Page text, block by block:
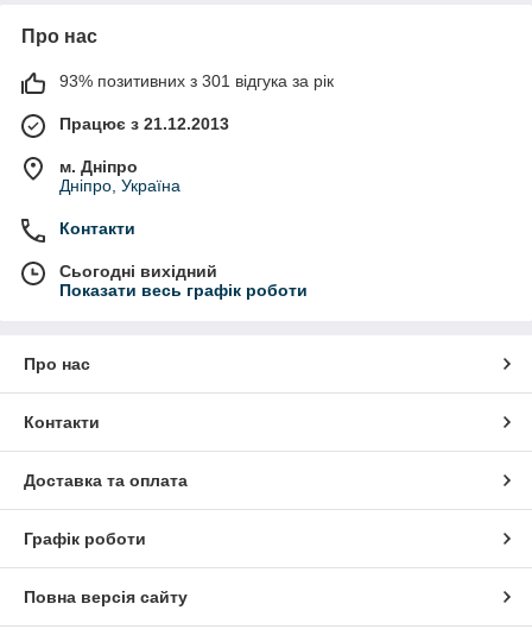
Про нас
93% позитивних з 301 відгука за рік
Працює з 21.12.2013
м. Дніпро
Дніпро, Україна
Контакти
Сьогодні вихідний
Показати весь графік роботи
Про нас
Контакти
Доставка та оплата
Графік роботи
Повна версія сайту